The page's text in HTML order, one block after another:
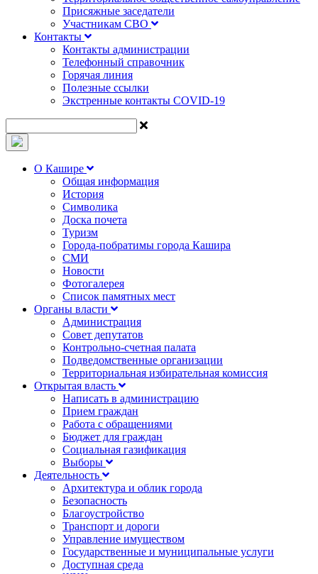
Присяжные заседатели
Участникам СВО
Контакты
Контакты администрации
Телефонный справочник
Горячая линия
Полезные ссылки
Экстренные контакты COVID-19
О Кашире
Общая информация
История
Символика
Доска почета
Туризм
Города-побратимы города Кашира
СМИ
Новости
Фотогалерея
Список памятных мест
Органы власти
Администрация
Совет депутатов
Контрольно-счетная палата
Подведомственные организации
Территориальная избирательная комиссия
Открытая власть
Написать в администрацию
Прием граждан
Работа с обращениями
Бюджет для граждан
Социальная газификация
Выборы
Деятельность
Архитектура и облик города
Безопасность
Благоустройство
Транспорт и дороги
Управление имуществом
Государственные и муниципальные услуги
Доступная среда